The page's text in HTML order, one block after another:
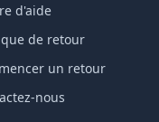
d'aide
de retour
un retour
nous